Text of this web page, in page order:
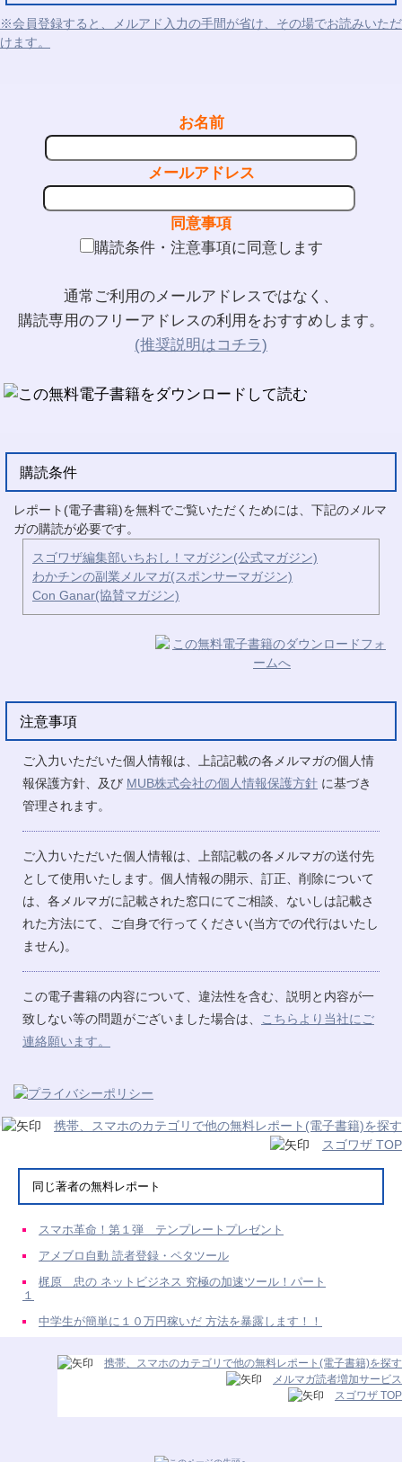
※会員登録すると、メルアド入力の手間が省け、その場でお読みいただ
けます。
お名前
メールアドレス
同意事項
購読条件・注意事項に同意します
通常ご利用のメールアドレスではなく、
購読専用のフリーアドレスの利用をおすすめします。
(推奨説明はコチラ)
購読条件
レポート(電子書籍)を無料でご覧いただくためには、下記のメルマ
ガの購読が必要です。
スゴワザ編集部いちおし！マガジン(公式マガジン)
わかチンの副業メルマガ(スポンサーマガジン)
Con Ganar(協賛マガジン)
注意事項
ご入力いただいた個人情報は、上記記載の各メルマガの個人情
報保護方針、及び MUB株式会社の個人情報保護方針 に基づき
管理されます。
ご入力いただいた個人情報は、上部記載の各メルマガの送付先
として使用いたします。個人情報の開示、訂正、削除について
は、各メルマガに記載された窓口にてご相談、ないしは記載さ
れた方法にて、ご自身で行ってください(当方での代行はいたし
ません)。
この電子書籍の内容について、違法性を含む、説明と内容が一
致しない等の問題がございました場合は、
こちらより当社にご
連絡願います。
携帯、スマホのカテゴリで他の無料レポート(電子書籍)を探す
スゴワザ TOP
同じ著者の無料レポート
スマホ革命！第１弾 テンプレートプレゼント
アメブロ自動 読者登録・ペタツール
梶原 忠の ネットビジネス 究極の加速ツール！パート
１
中学生が簡単に１０万円稼いだ 方法を暴露します！！
携帯、スマホのカテゴリで他の無料レポート(電子書籍)を探す
メルマガ読者増加サービス
スゴワザ TOP